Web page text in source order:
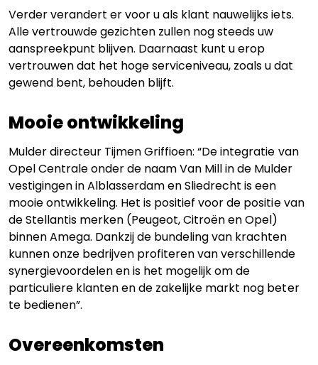
Verder verandert er voor u als klant nauwelijks iets.
Alle vertrouwde gezichten zullen nog steeds uw
aanspreekpunt blijven. Daarnaast kunt u erop
vertrouwen dat het hoge serviceniveau, zoals u dat
gewend bent, behouden blijft.
Mooie ontwikkeling
Mulder directeur Tijmen Griffioen: “De integratie van
Opel Centrale onder de naam Van Mill in de Mulder
vestigingen in Alblasserdam en Sliedrecht is een
mooie ontwikkeling. Het is positief voor de positie van
de Stellantis merken (Peugeot, Citroën en Opel)
binnen Amega. Dankzij de bundeling van krachten
kunnen onze bedrijven profiteren van verschillende
synergievoordelen en is het mogelijk om de
particuliere klanten en de zakelijke markt nog beter
te bedienen”.
Overeenkomsten